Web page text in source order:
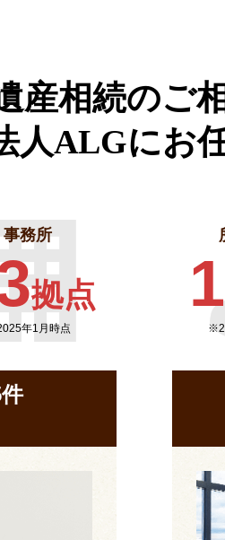
産相続のご
人ALGにお
事務所
拠点
年1月時点